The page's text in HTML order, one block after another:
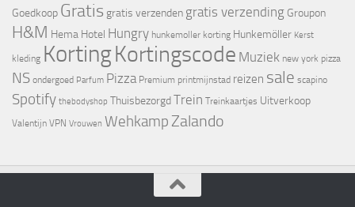
Goedkoop Gratis gratis verzenden gratis verzending Groupon
H&M Hema Hotel Hungry hunkemoller korting Hunkemöller Kerst
kleding KortingKortingscode Muziek new york pizza
NS ondergoed Parfum Pizza Premium printmijnstad reizen sale scapino
Spotify thebodyshop ThuisbezorgdTrein Treinkaartjes Uitverkoop
Valentijn VPN Vrouwen Wehkamp Zalando